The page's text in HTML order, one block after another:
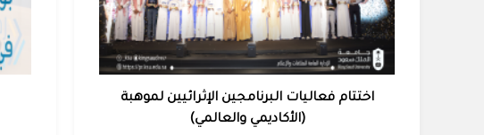
اختتام فعاليات البرنامجين الإثرائيين لموهبة
(الأكاديمي والعالمي)